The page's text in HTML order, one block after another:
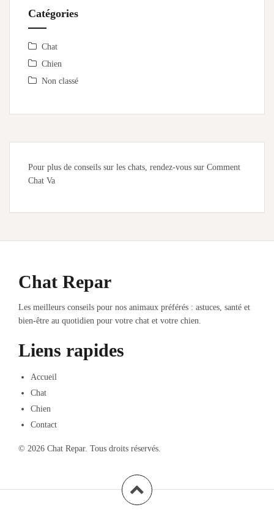
Catégories
Chat
Chien
Non classé
Pour plus de conseils sur les chats, rendez-vous sur Comment
Chat Va
Chat Repar
Les meilleurs conseils pour nos animaux préférés : astuces, santé et
bien-être au quotidien pour votre chat et votre chien.
Liens rapides
Accueil
Chat
Chien
Contact
© 2026 Chat Repar. Tous droits réservés.